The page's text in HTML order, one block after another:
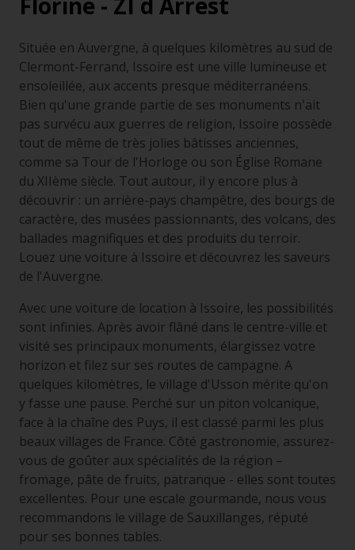
Située en Auvergne, à quelques kilomètres au sud de
Clermont-Ferrand, Issoire est une ville lumineuse et
ensoleillée, aux accents presque méditerranéens.
Bien qu'une grande partie de ses monuments n'ait
pas survécu aux guerres de religion, Issoire possède
tout de même de très jolies bâtisses anciennes,
comme sa Tour de l'Horloge ou son Église Romane
du XIIème siècle. Tout autour, il y encore plus à
découvrir : un arrière-pays champêtre, des bourgs de
caractère, des musées passionnants, des volcans, des
ballades magnifiques et des produits du terroir.
Louez une voiture à Issoire et découvrez les saveurs
de l'Auvergne.
Avec une voiture de location à Issoire, les possibilités
sont infinies. Après avoir flâné dans le centre-ville et
visité ses principaux monuments, élargissez votre
horizon et filez sur ses routes de campagne. A
quelques kilomètres, le village d'Usson mérite qu'on
y fasse une pause. Perché sur un piton volcanique,
face à la chaîne des Puys, il est classé parmi les plus
beaux villages de France. Côté gastronomie, assurez-
vous de goûter aux spécialités de la région –
fromage, pâte de fruits, patranque - elles sont toutes
excellentes. Pour une escale gourmande, nous vous
recommandons le village de Sauxillanges, réputé
pour ses bonnes tables.